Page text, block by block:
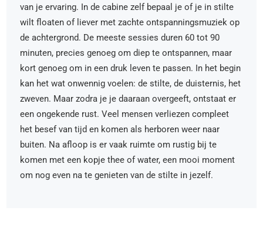
van je ervaring. In de cabine zelf bepaal je of je in stilte
wilt floaten of liever met zachte ontspanningsmuziek op
de achtergrond. De meeste sessies duren 60 tot 90
minuten, precies genoeg om diep te ontspannen, maar
kort genoeg om in een druk leven te passen. In het begin
kan het wat onwennig voelen: de stilte, de duisternis, het
zweven. Maar zodra je je daaraan overgeeft, ontstaat er
een ongekende rust. Veel mensen verliezen compleet
het besef van tijd en komen als herboren weer naar
buiten. Na afloop is er vaak ruimte om rustig bij te
komen met een kopje thee of water, een mooi moment
om nog even na te genieten van de stilte in jezelf.